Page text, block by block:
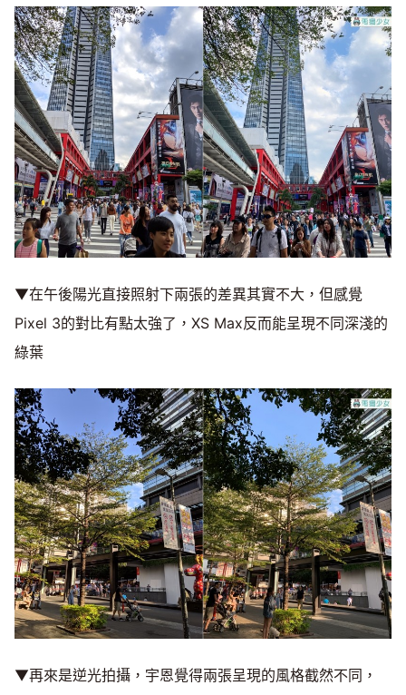
▼在午後陽光直接照射下兩張的差異其實不大，但感覺
Pixel 3的對比有點太強了，XS Max反而能呈現不同深淺的
綠葉
▼再來是逆光拍攝，宇恩覺得兩張呈現的風格截然不同，